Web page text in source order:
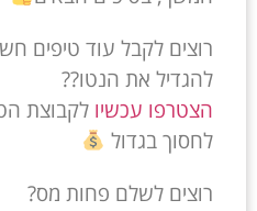
רוצים לקבל עוד טיפים
להגדיל את הנטו??
הצטרפו עכשיו לקבוצת
לחסוך בגדול
רוצים לשלם פחות מס?